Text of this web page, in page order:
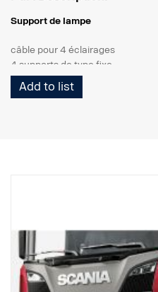
Support de lampe
câble pour 4 éclairages
4 supports de type fixe
3 LED blanches
Nombre de points de montage
fixe
Câble pour 4 éclairages
Add to list